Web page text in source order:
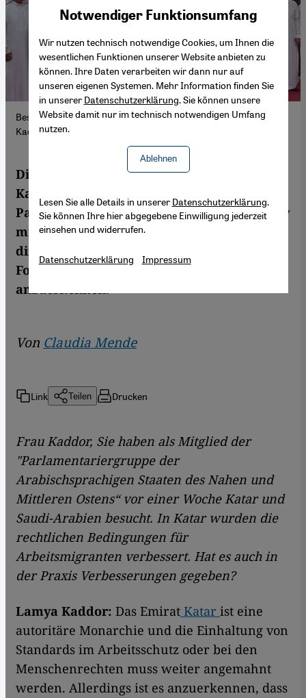
Besuch einer Gruppe von Parlamentariern in Katar. (Foto: Lamya
Kaddor)
Die Abgeordnete der Grünen, Lamya
Kaddor, hat mit einer Gruppe
Parlamentarier Katar besucht. Im Interview
mit Claudia Mende plädiert sie für ein
differenziertes Bild und mahnt, auch
Fortschritte bei den Menschenrechten
anzuerkennen.
Von Claudia Mende
Link Teilen Drucken
Frau Kaddor, Sie haben als Mitglied der
"Parlamentariergruppe der
Arabischsprachigen Staaten des Nahen und
Mittleren Ostens“ vor einer Woche Katar und
Saudi-Arabien besucht. In Katar wurden die
rechtlichen Bedingungen für
Arbeitsmigranten verbessert. Hat es auch in
der Praxis Verbesserungen gegeben?
Lamya Kaddor: Das Emirat Katar ist eine
autoritäre Monarchie und die Einhaltung von
Standards im Arbeitsschutz oder bei den
Menschenrechten muss weiter angemahnt
werden. Allerdings ist es anzuerkennen, dass
Notwendiger Funktionsumfang
Wir nutzen technisch notwendige Cookies, um Ihnen die
wesentlichen Funktionen unserer Website anbieten zu
können. Ihre Daten verarbeiten wir dann nur auf
unseren eigenen Systemen. Mehr Information finden Sie
in unserer Datenschutzerklärung. Sie können unsere
Website damit nur im technisch notwendigen Umfang
nutzen.
Ablehnen
Google Maps Embed
Lesen Sie alle Details in unserer Datenschutzerklärung.
Sie können Ihre hier abgegebene Einwilligung jederzeit
einsehen und widerrufen.
Datenschutzerklärung Impressum